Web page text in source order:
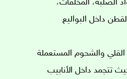
الصلبة، المخلفات،
داخل البواليع
والشحوم المستعملة
تتجمد داخل الأنابيب